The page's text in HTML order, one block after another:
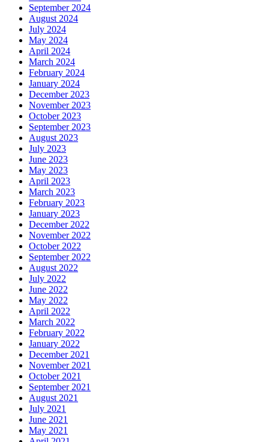
September 2024
August 2024
July 2024
May 2024
April 2024
March 2024
February 2024
January 2024
December 2023
November 2023
October 2023
September 2023
August 2023
July 2023
June 2023
May 2023
April 2023
March 2023
February 2023
January 2023
December 2022
November 2022
October 2022
September 2022
August 2022
July 2022
June 2022
May 2022
April 2022
March 2022
February 2022
January 2022
December 2021
November 2021
October 2021
September 2021
August 2021
July 2021
June 2021
May 2021